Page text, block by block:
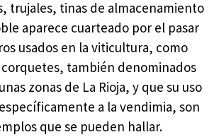
trujales, tinas de almacenamiento
aparece cuarteado por el pasar
usados en la viticultura, como
también denominados
zonas de La Rioja, y que su uso
a la vendimia, son
que se pueden hallar.